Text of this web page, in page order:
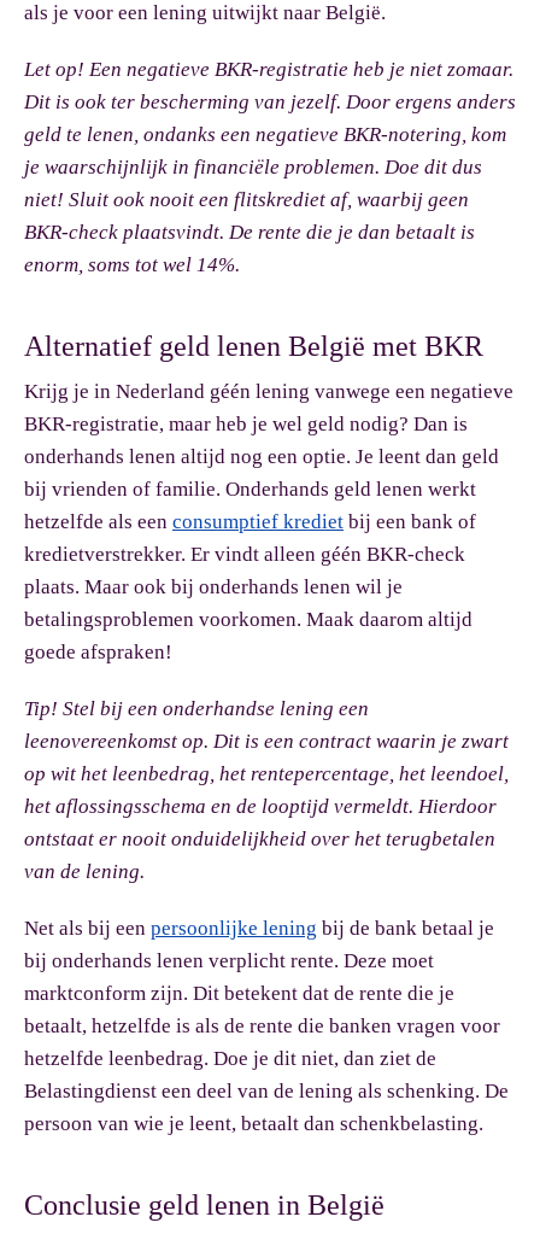
als je voor een lening uitwijkt naar België.
Let op! Een negatieve BKR-registratie heb je niet zomaar.
Dit is ook ter bescherming van jezelf. Door ergens anders
geld te lenen, ondanks een negatieve BKR-notering, kom
je waarschijnlijk in financiële problemen. Doe dit dus
niet! Sluit ook nooit een flitskrediet af, waarbij geen
BKR-check plaatsvindt. De rente die je dan betaalt is
enorm, soms tot wel 14%.
Alternatief geld lenen België met BKR
Krijg je in Nederland géén lening vanwege een negatieve
BKR-registratie, maar heb je wel geld nodig? Dan is
onderhands lenen altijd nog een optie. Je leent dan geld
bij vrienden of familie. Onderhands geld lenen werkt
hetzelfde als een consumptief krediet bij een bank of
kredietverstrekker. Er vindt alleen géén BKR-check
plaats. Maar ook bij onderhands lenen wil je
betalingsproblemen voorkomen. Maak daarom altijd
goede afspraken!
Tip! Stel bij een onderhandse lening een
leenovereenkomst op. Dit is een contract waarin je zwart
op wit het leenbedrag, het rentepercentage, het leendoel,
het aflossingsschema en de looptijd vermeldt. Hierdoor
ontstaat er nooit onduidelijkheid over het terugbetalen
van de lening.
Net als bij een persoonlijke lening bij de bank betaal je
bij onderhands lenen verplicht rente. Deze moet
marktconform zijn. Dit betekent dat de rente die je
betaalt, hetzelfde is als de rente die banken vragen voor
hetzelfde leenbedrag. Doe je dit niet, dan ziet de
Belastingdienst een deel van de lening als schenking. De
persoon van wie je leent, betaalt dan schenkbelasting.
Conclusie geld lenen in België